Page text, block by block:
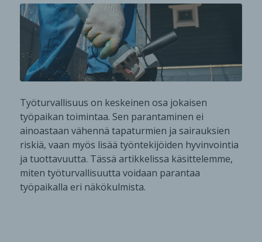
Työturvallisuus on keskeinen osa jokaisen
työpaikan toimintaa. Sen parantaminen ei
ainoastaan vähennä tapaturmien ja sairauksien
riskiä, vaan myös lisää työntekijöiden hyvinvointia
ja tuottavuutta. Tässä artikkelissa käsittelemme,
miten työturvallisuutta voidaan parantaa
työpaikalla eri näkökulmista.